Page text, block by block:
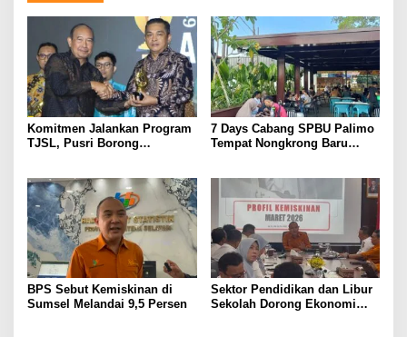
Komitmen Jalankan Program
TJSL, Pusri Borong
7 Days Cabang SPBU Palimo
Tempat Nongkrong Baru
BPS Sebut Kemiskinan di
Sumsel Melandai 9,5 Persen
Sektor Pendidikan dan Libur
Sekolah Dorong Ekonomi